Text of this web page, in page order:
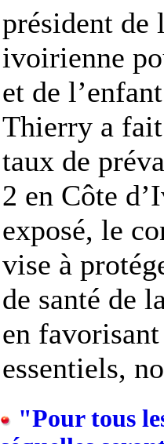
président de
ivoirienne
et de
Thierry a
taux de
2 en Côte
exposé, le
vise à
de santé de
en
essentiels,
"Pour tous